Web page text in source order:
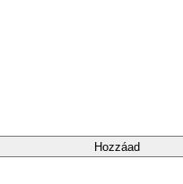
Hozzáad